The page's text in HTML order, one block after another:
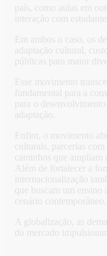
país, como aulas em
interação com
Em ambos o caso, os
adaptação cultural,
públicas para maior
Esse movimento
fundamental para a
para o
adaptação.
Enfim, o movimento
culturais, parcerias
caminhos que ampliam
Além de fortalecer a
internacionalização
que buscam um ensino
cenário contemporâneo.
A globalização, as
do mercado